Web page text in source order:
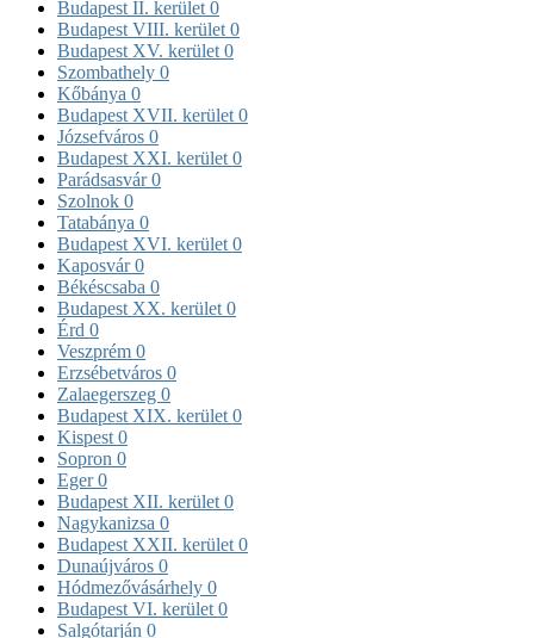
Budapest II. kerület 0
Budapest VIII. kerület 0
Budapest XV. kerület 0
Szombathely 0
Kőbánya 0
Budapest XVII. kerület 0
Józsefváros 0
Budapest XXI. kerület 0
Parádsasvár0
Szolnok 0
Tatabánya 0
Budapest XVI. kerület 0
Kaposvár0
Békéscsaba 0
Budapest XX. kerület 0
Érd 0
Veszprém 0
Erzsébetváros 0
Zalaegerszeg 0
Budapest XIX. kerület 0
Kispest 0
Sopron 0
Eger0
Budapest XII. kerület 0
Nagykanizsa 0
Budapest XXII. kerület 0
Dunaújváros 0
Hódmezővásárhely 0
Budapest VI. kerület 0
Salgótarján 0